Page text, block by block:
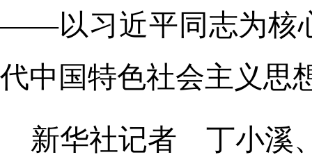
——以习近平同志为核
代中国特色社会主义思
新华社记者 丁小溪